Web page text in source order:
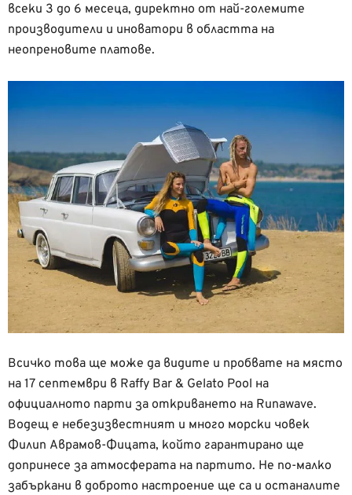
всеки 3 до 6 месеца, директно от най-големите
производители и иноватори в областта на
неопреновите платове.
Всичко това ще може да видите и пробвате на място
на 17 септември в Raffy Bar & Gelato Pool на
официалното парти за откриването на Runawave.
Водещ е небезизвестният и много морски човек
Филип Аврамов-Фицата, който гарантирано ще
допринесе за атмосферата на партито. Не по-малко
забъркани в доброто настроение ще са и останалите